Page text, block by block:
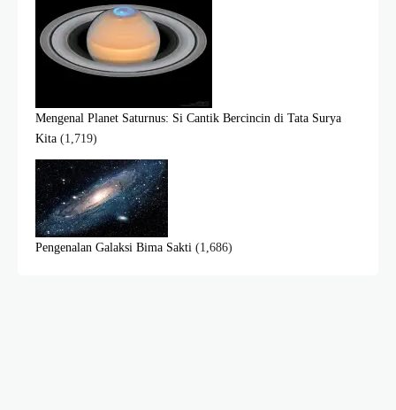
Mengenal Planet Saturnus: Si Cantik Bercincin di Tata Surya
Kita (1,719)
Pengenalan Galaksi Bima Sakti (1,686)